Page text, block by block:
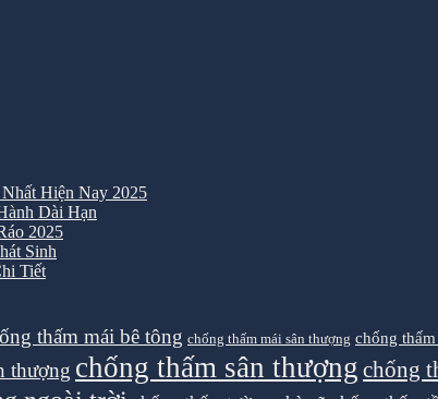
Hiện Nay 2025
Dài Hạn
2025
Sinh
Tiết
thấm mái bê tông chống thấm mái sân thượng chống
thượng chống thấm sân thượng chống